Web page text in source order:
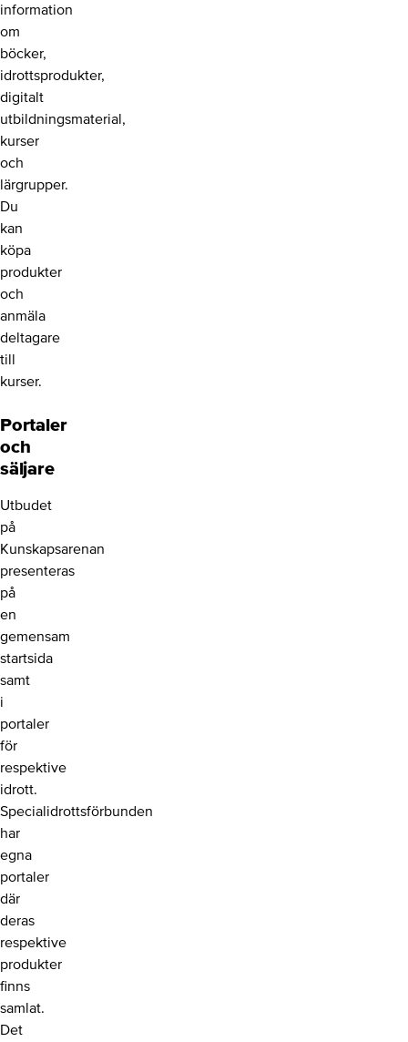
information
om
böcker,
idrottsprodukter,
digitalt
utbildningsmaterial,
kurser
och
lärgrupper.
Du
kan
köpa
produkter
och
anmäla
deltagare
till
kurser.
Portaler
och
säljare
Utbudet
på
Kunskapsarenan
presenteras
på
en
gemensam
startsida
samt
i
portaler
för
respektive
idrott.
Specialidrottsförbunden
har
egna
portaler
där
deras
respektive
produkter
finns
samlat.
Det